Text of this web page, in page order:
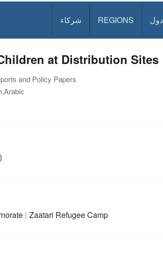
دول REGIONS شركاء
at Distribution Sites
and Policy Papers
Zaatari Refugee Camp